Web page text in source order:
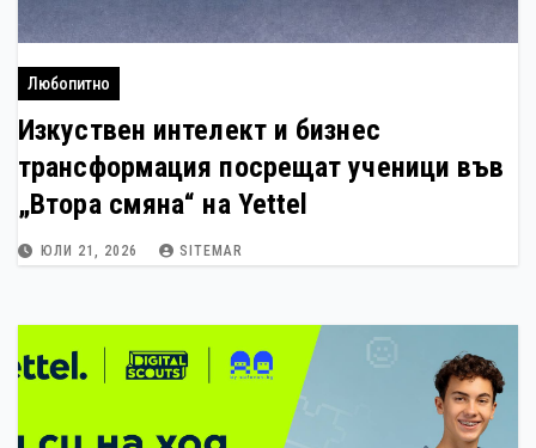
Любопитно
Изкуствен интелект и бизнес
трансформация посрещат ученици във
„Втора смяна“ на Yettel
ЮЛИ 21, 2026 SITEMAR